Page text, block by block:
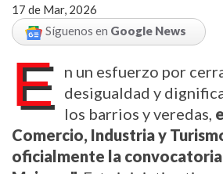
17 de Mar, 2026
Síguenos en Google News
E
n un esfuerzo por
desigualdad y
los barrios y veredas,
Comercio, Industria y
oficialmente la